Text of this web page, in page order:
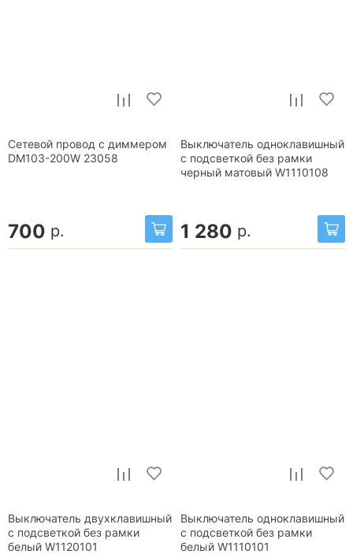
Сетевой провод с диммером
DM103-200W 23058
700 р.
Выключатель одноклавишный
с подсветкой без рамки
черный матовый W1110108
1 280 р.
Выключатель двухклавишный
с подсветкой без рамки
белый W1120101
Выключатель одноклавишный
с подсветкой без рамки
белый W1110101